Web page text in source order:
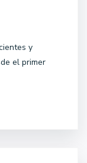
y
el primer